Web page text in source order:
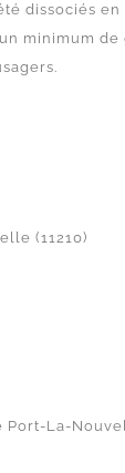
dissociés
minimum
(11210)
Port-La-